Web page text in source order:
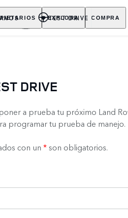
EXPLORA COMPRA
TEST DRIVE
DRIVE
a prueba tu próximo Land
programar tu prueba de manejo.
con un *son obligatorios.